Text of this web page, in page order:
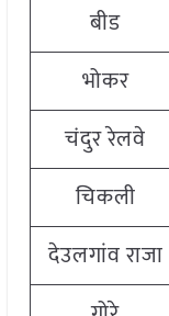
बीड
भोकर
चंदुर रेलवे
चिकली
देउलगांव राजा